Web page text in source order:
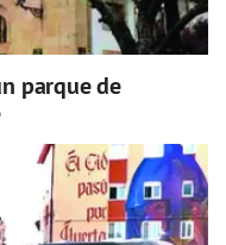
parque de